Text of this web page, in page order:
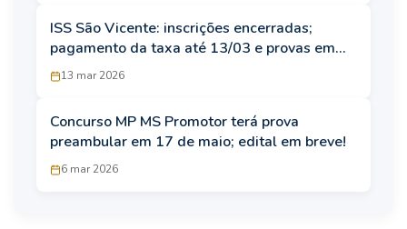
ISS São Vicente: inscrições encerradas;
pagamento da taxa até 13/03 e provas em
abril13 mar 2026
Concurso MP MS Promotor terá prova
preambular em 17 de maio; edital em breve!
6 mar 2026